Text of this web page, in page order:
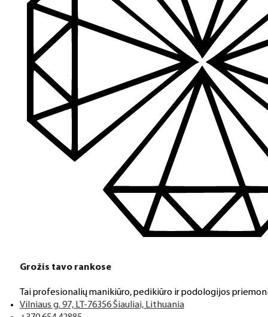
Platus prekių katalogas
Turime daugiau nei 3000 produktų visiems Jūsų poreikiams
PDF katalogas
Greitas pristatymas
Visus produktus turime vietoje ir pristatome visoje
Jeigu turite klausimų ar iškilo problemų su užsakymu, mus
Aukštos kokybės produkcija
Grožis tavo rankose
Tai profesionalių manikiūro, pedikiūro ir podologijos
Vilniaus g. 97, LT-76356 Šiauliai, Lithuania